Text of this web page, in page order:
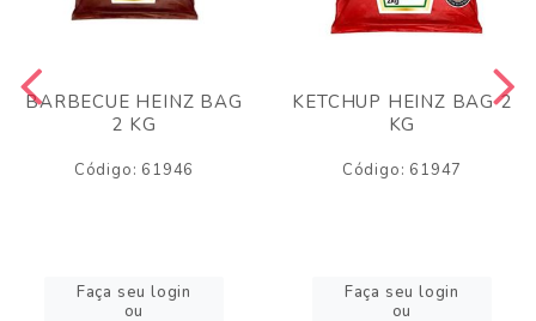
BARBECUE HEINZ BAG
2 KG
Código: 61946
Faça seu login
ou
KETCHUP HEINZ BAG 2
KG
Código: 61947
Faça seu login
ou